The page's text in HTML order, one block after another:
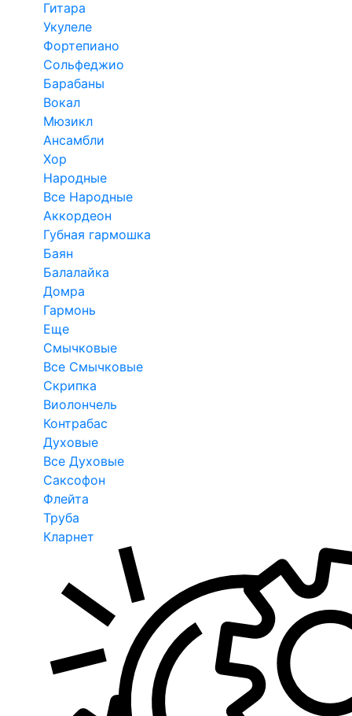
Гитара
Укулеле
Фортепиано
Сольфеджио
Барабаны
Вокал
Мюзикл
Ансамбли
Хор
Народные
Все Народные
Аккордеон
Губная гармошка
Баян
Балалайка
Домра
Гармонь
Еще
Смычковые
Все Смычковые
Скрипка
Виолончель
Контрабас
Духовые
Все Духовые
Саксофон
Флейта
Труба
Кларнет